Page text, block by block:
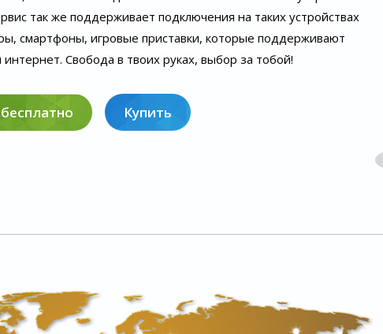
так же поддерживает подключения на таких устройствах
смартфоны, игровые приставки, которые поддерживают
Свобода в твоих руках, выбор за тобой!
Купить